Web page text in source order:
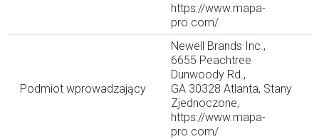
https://www.mapa-
pro.com/
Podmiot wprowadzający
Newell Brands Inc.,
6655 Peachtree
Dunwoody Rd.,
GA 30328 Atlanta, Stany
Zjednoczone,
https://www.mapa-
pro.com/